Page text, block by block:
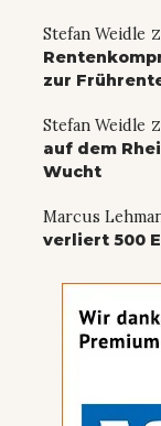
Stefan Weidle
zur
Stefan Weidle
auf dem
Wucht
Marcus
verliert 500